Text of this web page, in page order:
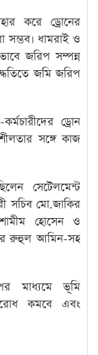
করে ড্রোনের
সম্ভব। ধামরাই ও
জরিপ সম্পন্ন
জমি জরিপ
ড্রোন
সঙ্গে কাজ
সেটেলমেন্ট
সচিব মো.জাকির
হোসেন ও
রুহুল আমিন-সহ
মাধ্যমে ভূমি
কমবে এবং